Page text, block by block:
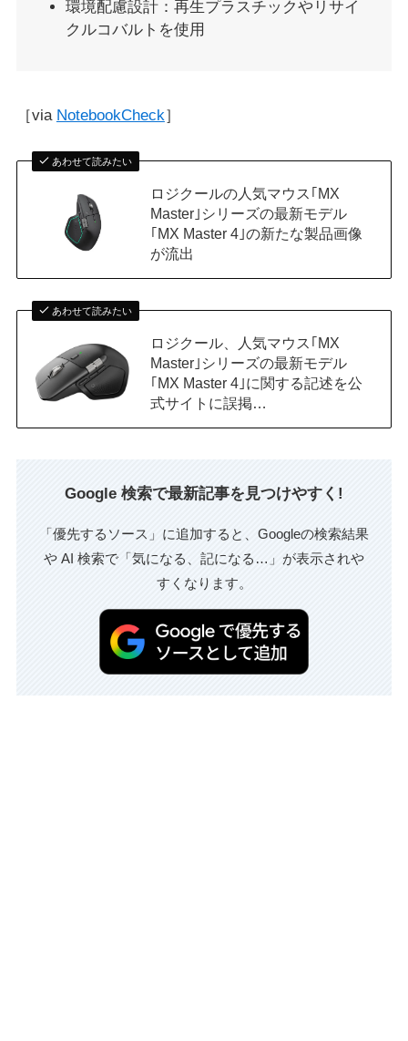
環境配慮設計：再生プラスチックやリサイ
クルコバルトを使用
［via NotebookCheck］
あわせて読みたい
ロジクールの人気マウス｢MX
Master｣シリーズの最新モデル
｢MX Master 4｣の新たな製品画像
が流出
あわせて読みたい
ロジクール、人気マウス｢MX
Master｣シリーズの最新モデル
｢MX Master 4｣に関する記述を公
式サイトに誤掲…
Google 検索で最新記事を見つけやすく!
「優先するソース」に追加すると、Googleの検索結果
や AI 検索で「気になる、記になる…」が表示されや
すくなります。